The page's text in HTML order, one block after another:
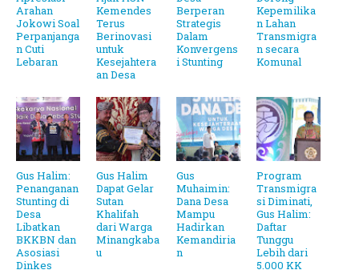
Arahan
Jokowi Soal
Perpanjanga
n Cuti
Lebaran
Kemendes
Terus
Berinovasi
untuk
Kesejahtera
an Desa
Berperan
Strategis
Dalam
Konvergens
i Stunting
Kepemilika
n Lahan
Transmigra
n secara
Komunal
Gus Halim:
Penanganan
Stunting di
Desa
Libatkan
BKKBN dan
Asosiasi
Dinkes
Gus Halim
Dapat Gelar
Sutan
Khalifah
dari Warga
Minangkaba
u
Gus
Muhaimin:
Dana Desa
Mampu
Hadirkan
Kemandiria
n
Program
Transmigra
si Diminati,
Gus Halim:
Daftar
Tunggu
Lebih dari
5.000 KK